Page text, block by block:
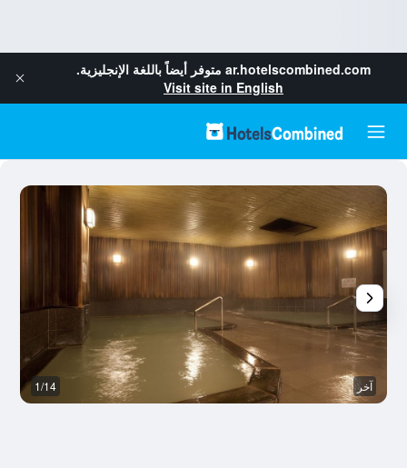
ar.hotelscombined.com متوفر أيضاً باللغة الإنجليزية.
Visit site in English
آخر 1/14